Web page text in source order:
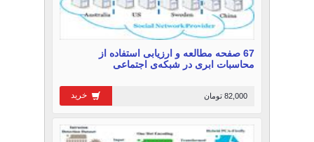
67 صفحه مطالعه و ارزیابی استفاده از
محاسبات ابری در شبکه‌ی اجتماعی
خرید 82,000 تومان